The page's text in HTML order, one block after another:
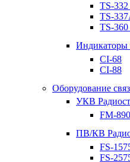
TS-
TS-
TS-
Индикаторы
CI-68
CI-88
Оборудование
УКВ
FM-
ПВ/КВ
FS-
FS-